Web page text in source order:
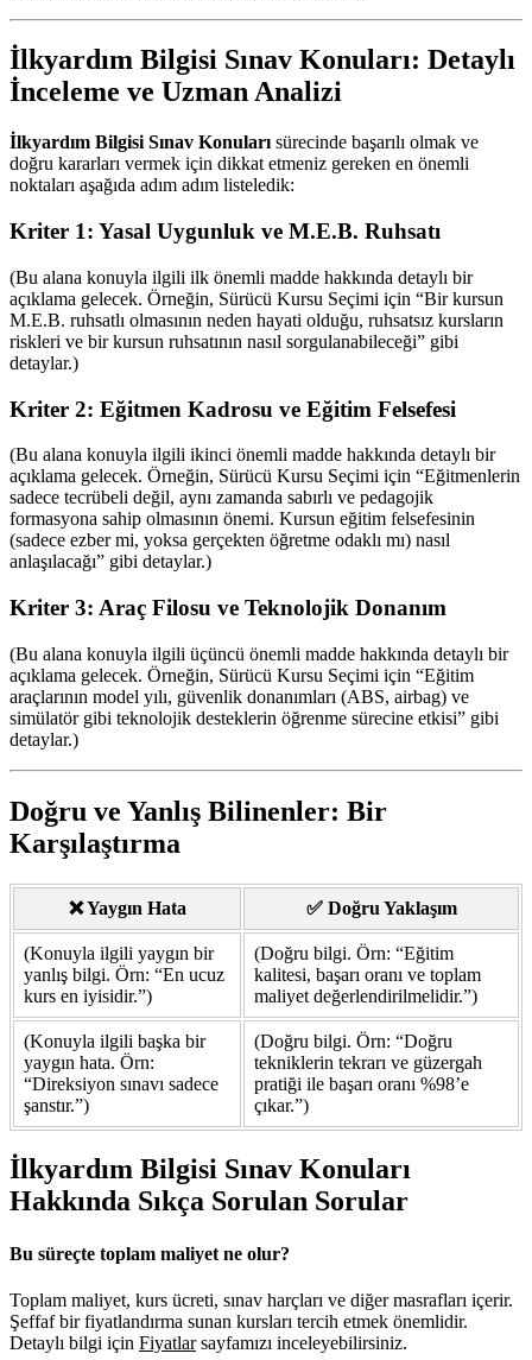
İlkyardım Bilgisi Sınav Konuları: Detaylı
İnceleme ve Uzman Analizi
İlkyardım Bilgisi Sınav Konuları sürecinde başarılı olmak ve
doğru kararları vermek için dikkat etmeniz gereken en önemli
noktaları aşağıda adım adım listeledik:
Kriter 1: Yasal Uygunluk ve M.E.B. Ruhsatı
(Bu alana konuyla ilgili ilk önemli madde hakkında detaylı bir
açıklama gelecek. Örneğin, Sürücü Kursu Seçimi için “Bir kursun
M.E.B. ruhsatlı olmasının neden hayati olduğu, ruhsatsız kursların
riskleri ve bir kursun ruhsatının nasıl sorgulanabileceği” gibi
detaylar.)
Kriter 2: Eğitmen Kadrosu ve Eğitim Felsefesi
(Bu alana konuyla ilgili ikinci önemli madde hakkında detaylı bir
açıklama gelecek. Örneğin, Sürücü Kursu Seçimi için “Eğitmenlerin
sadece tecrübeli değil, aynı zamanda sabırlı ve pedagojik
formasyona sahip olmasının önemi. Kursun eğitim felsefesinin
(sadece ezber mi, yoksa gerçekten öğretme odaklı mı) nasıl
anlaşılacağı” gibi detaylar.)
Kriter 3: Araç Filosu ve Teknolojik Donanım
(Bu alana konuyla ilgili üçüncü önemli madde hakkında detaylı bir
açıklama gelecek. Örneğin, Sürücü Kursu Seçimi için “Eğitim
araçlarının model yılı, güvenlik donanımları (ABS, airbag) ve
simülatör gibi teknolojik desteklerin öğrenme sürecine etkisi” gibi
detaylar.)
Doğru ve Yanlış Bilinenler: Bir
Karşılaştırma
❌ Yaygın Hata ✅ Doğru Yaklaşım
(Konuyla ilgili yaygın bir
yanlış bilgi. Örn: “En ucuz
kurs en iyisidir.”)
(Doğru bilgi. Örn: “Eğitim
kalitesi, başarı oranı ve toplam
maliyet değerlendirilmelidir.”)
(Konuyla ilgili başka bir
yaygın hata. Örn:
“Direksiyon sınavı sadece
şanstır.”)
(Doğru bilgi. Örn: “Doğru
tekniklerin tekrarı ve güzergah
pratiği ile başarı oranı %98’e
çıkar.”)
İlkyardım Bilgisi Sınav Konuları
Hakkında Sıkça Sorulan Sorular
Bu süreçte toplam maliyet ne olur?
Toplam maliyet, kurs ücreti, sınav harçları ve diğer masrafları içerir.
Şeffaf bir fiyatlandırma sunan kursları tercih etmek önemlidir.
Detaylı bilgi için Fiyatlarsayfamızı inceleyebilirsiniz.